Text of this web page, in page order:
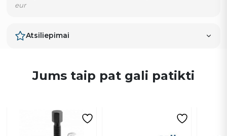
eur
Atsiliepimai
Jums taip pat gali patikti